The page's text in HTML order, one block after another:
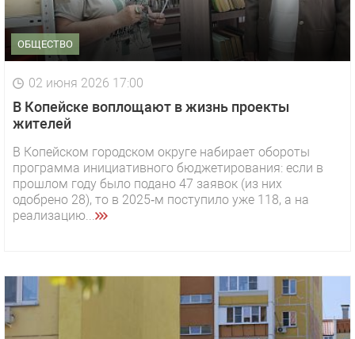
ОБЩЕСТВО
02 июня 2026 17:00
В Копейске воплощают в жизнь проекты
жителей
В Копейском городском округе набирает обороты
программа инициативного бюджетирования: если в
прошлом году было подано 47 заявок (из них
одобрено 28), то в 2025‑м поступило уже 118, а на
реализацию...